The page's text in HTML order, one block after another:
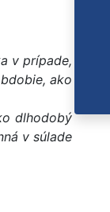
v prípade,
ako
dlhodobý
v súlade